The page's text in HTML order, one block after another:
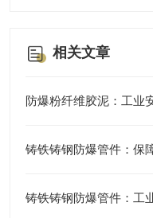
相关文章
防爆粉纤维胶泥：工业
铸铁铸钢防爆管件：保
铸铁铸钢防爆管件：工